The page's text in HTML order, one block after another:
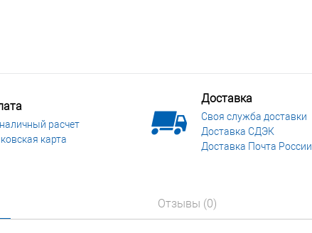
расчет
карта
Доставка
Своя служба доставки
Доставка СДЭК
Доставка Почта России
Отзывы (0)